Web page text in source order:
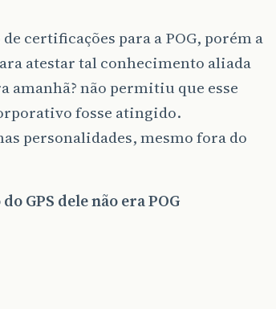
certificações para a POG, porém a
atestar tal conhecimento aliada
amanhã? não permitiu que esse
fosse atingido.
personalidades, mesmo fora do
GPS dele não era POG